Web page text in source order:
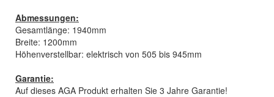
Abmessungen:
Gesamtlänge: 1940mm
Breite: 1200mm
Höhenverstellbar: elektrisch von 505 bis 945mm
Garantie:
Auf dieses AGA Produkt erhalten Sie 3 Jahre Garantie!